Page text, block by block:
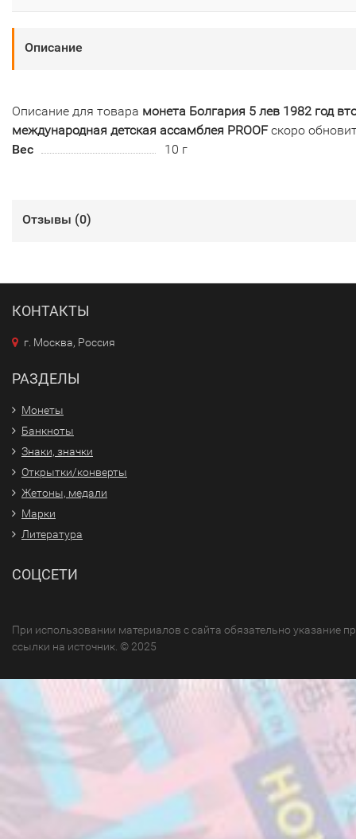
Описание
Описание для товара монета Болгария 5 лев 1982 год
международная детская ассамблея PROOFскоро
Вес
10 г
Отзывы (0)
КОНТАКТЫ
г. Москва, Россия
РАЗДЕЛЫ
Монеты
Банкноты
Знаки, значки
Открытки/конверты
Жетоны, медали
Марки
Литература
СОЦСЕТИ
При использовании материалов с сайта обязательно указание
ссылки на источник. © 2025